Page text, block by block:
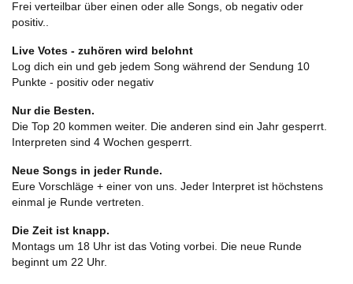
Frei verteilbar über einen oder alle Songs, ob negativ oder
positiv..
Live Votes - zuhören wird belohnt
Log dich ein und geb jedem Song während der Sendung 10
Punkte - positiv oder negativ
Nur die Besten.
Die Top 20 kommen weiter. Die anderen sind ein Jahr gesperrt.
Interpreten sind 4 Wochen gesperrt.
Neue Songs in jeder Runde.
Eure Vorschläge + einer von uns. Jeder Interpret ist höchstens
einmal je Runde vertreten.
Die Zeit ist knapp.
Montags um 18 Uhr ist das Voting vorbei. Die neue Runde
beginnt um 22 Uhr.